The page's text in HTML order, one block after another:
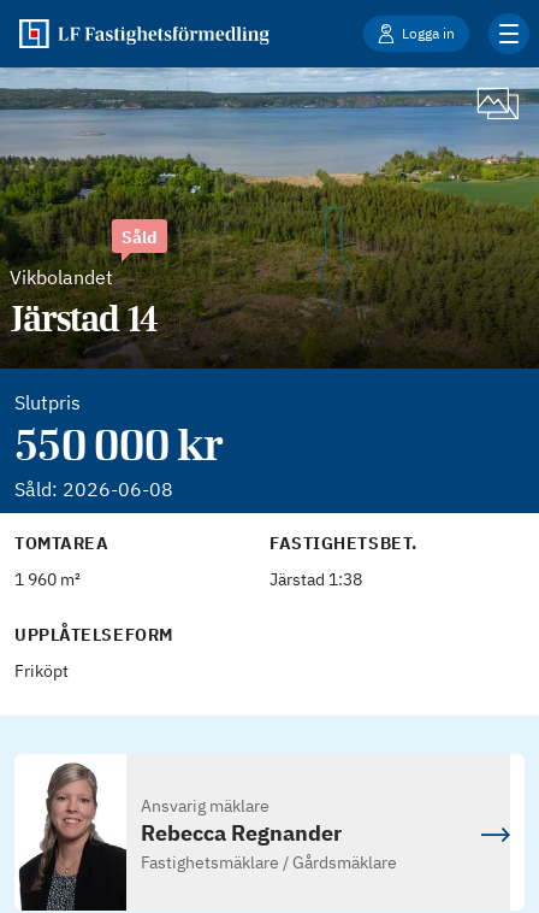
Logga in
Vikbolandet
Såld
Järstad 14
Slutpris
550 000 kr
Såld: 2026-06-08
TOMTAREA
1 960 m²
FASTIGHETSBET.
Järstad 1:38
UPPLÅTELSEFORM
Friköpt
Ansvarig mäklare
Rebecca Regnander
Fastighetsmäklare / Gårdsmäklare